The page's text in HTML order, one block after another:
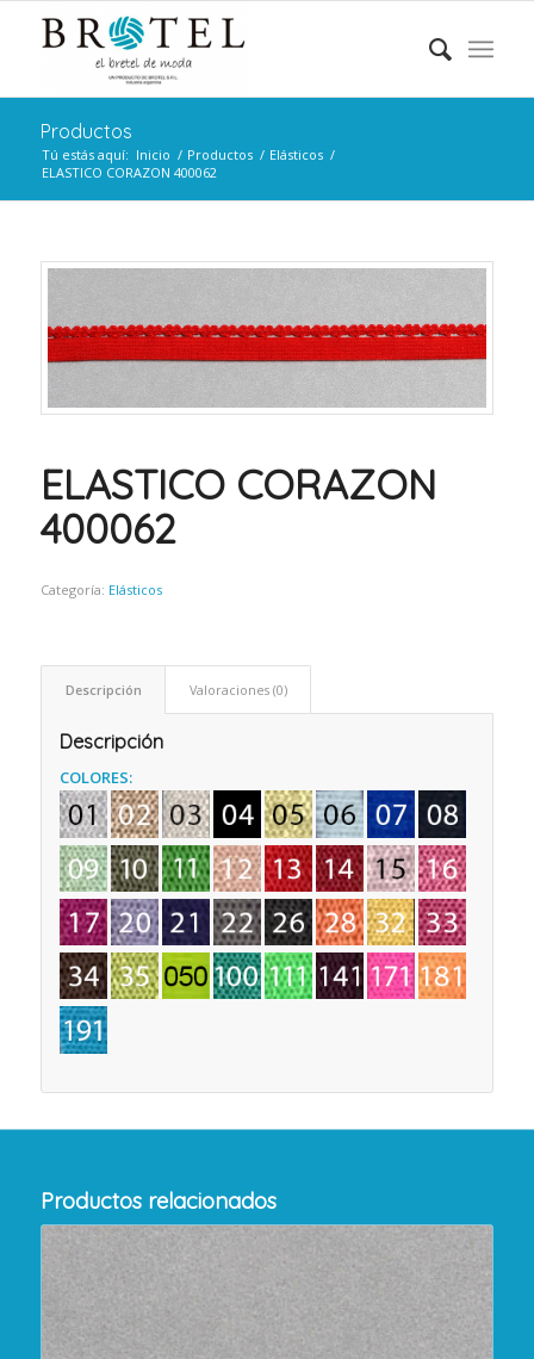
Productos
Tú estás aquí: Inicio / Productos / Elásticos /
ELASTICO CORAZON 400062
ELASTICO CORAZON
400062
Categoría: Elásticos
Descripción Valoraciones (0)
Descripción
COLORES:
Productos relacionados